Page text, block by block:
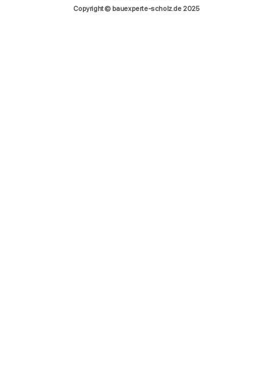
Copyright © bauexperte-scholz.de 2025